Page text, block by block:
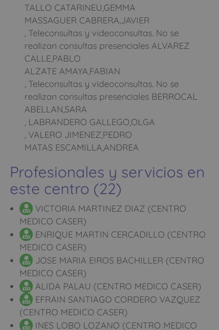
TALLO CATARINEU,GEMMA
MASSAGUER CABRERA,JAVIER
, Teleconsultas y videoconsultas. No se
realizan consultas presenciales ALVAREZ
CALLE,PABLO
ALZATE AMAYA,FABIAN
, Teleconsultas y videoconsultas. No se
realizan consultas presenciales BERROCAL
ABELLAN,SARA
, LABRANDERO GALLEGO,OLGA
, VALERO JIMENEZ,PEDRO
MATAS ESCAMILLA,ANDREA
Profesionales y servicios en
este centro (22)
VICTORIA MARTINEZ DIAZ (CENTRO
MEDICO CASER)
ENRIQUE MARTIN CERCADILLO (CENTRO
MEDICO CASER)
JOSE MARIA EIROS BACHILLER (CENTRO
MEDICO CASER)
ALIDA PALAU (CENTRO MEDICO CASER)
EFRAIN SANTIAGO CORDERO VAZQUEZ
(CENTRO MEDICO CASER)
INES LOBO LOZANO (CENTRO MEDICO